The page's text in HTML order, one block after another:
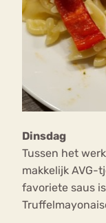
Dinsdag
Tussen het
makkelijk AVG-
favoriete saus